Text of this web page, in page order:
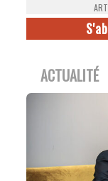
ACTUALITÉ